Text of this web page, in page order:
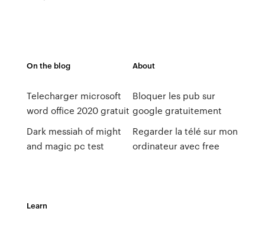
On the blog
Telecharger microsoft
word office 2020 gratuit
Dark messiah of might
and magic pc test
About
Bloquer les pub sur
google gratuitement
Regarder la télé sur mon
ordinateur avec free
Learn